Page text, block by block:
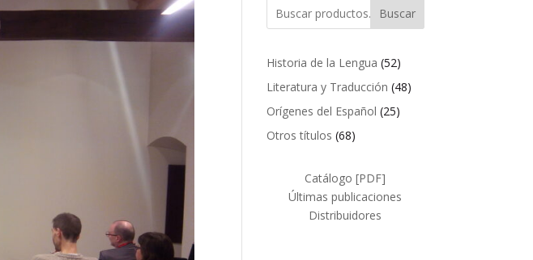
Buscar
Historia de la Lengua 5252
productos
Literatura y Traducción 4848
Orígenes del Español 2525
Otros títulos 6868
Catálogo [PDF]
Últimas publicaciones
Distribuidores